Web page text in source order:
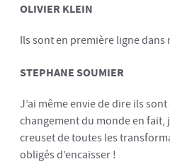
OLIVIER KLEIN
Ils sont en première ligne dans
STEPHANE SOUMIER
J’ai même envie de dire ils
changement du monde en fait,
creuset de toutes les
obligés d’encaisser !